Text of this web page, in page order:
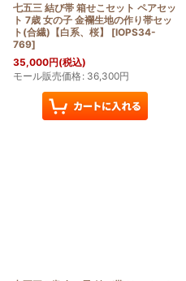
七五三 結び帯 箱せこセット ペアセッ
ト 7歳 女の子 金襴生地の作り帯セッ
ト(合繊)【白系、桜】
[IOPS34-
769]
35,000円(税込)
モール販売価格: 36,300円